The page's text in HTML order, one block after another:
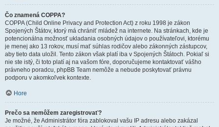
Čo znamená COPPA?
COPPA (Child Online Privacy and Protection Act) z roku 1998 je zákon
Spojených Štátov, ktorý má chrániť mládež na internete. Na stránkach, kde je
potencionálna možnosť ukladania osobných údajov o používateľovi, ktorému
je menej ako 13 rokov, musí mať súhlas rodičov alebo zákonných zástupcov,
aby tieto data uložil. Tento zákon však platí iba v Spojených Štátoch. Pokiaľ si
nie ste istý, či toto platí aj na vašom fóre, doporučujeme kontaktovať vášho
právneho poradcu, phpBB Team nemôže a nebude poskytovať právnu
podporu v akomkoľvek kontexte.
Hore
Prečo sa nemôžem zaregistrovať?
Je možné, že Administrátor fóra zablokoval vašu IP adresu alebo zakázal